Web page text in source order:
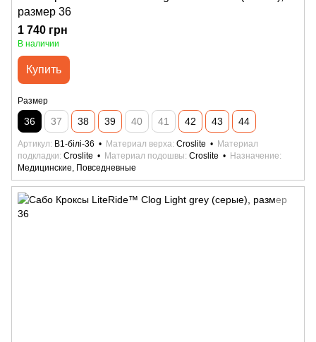
размер 36
1 740 грн
В наличии
Купить
Размер
36 37 38 39 40 41 42 43 44
Артикул B1-білі-36 Материал верха Croslite
Материал
подкладки Croslite Материал подошвы Croslite
Назначение
Медицинские, Повседневные